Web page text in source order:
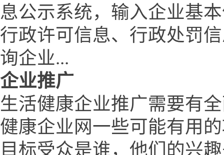
息公示系统，输入企业基
行政许可信息、行政处罚
询企业...
企业推广
生活健康企业推广需要有
健康企业网一些可能有用
目标受众是谁，他们的兴